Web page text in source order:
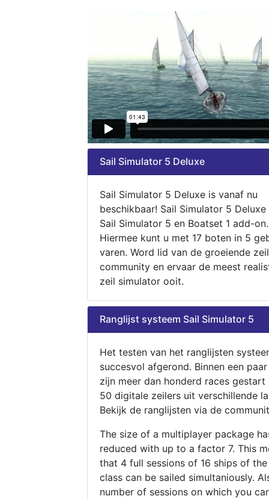
Sail Simulator 5 Deluxe
Sail Simulator 5 Deluxe is vanaf nu
beschikbaar! Sail Simulator 5
Sail Simulator 5 en Boatset 1 add-on.
Hiermee kunt u met 17 boten in 5
varen. Word lid van de groeiende zeil
community en ervaar de meest
zeil simulator ooit.
Ranglijst systeem Sail Simulator 5
Het testen van het ranglijsten
succesvol afgerond. Binnen een
zijn meer dan honderd races gestart
50 digitale zeilers uit verschillende
Bekijk de ranglijsten via de
The size of a multiplayer package
reduced with up to a factor 7. This
that 4 full sessions of 16 ships of
class can be sailed simultaniously.
number of sessions on which you